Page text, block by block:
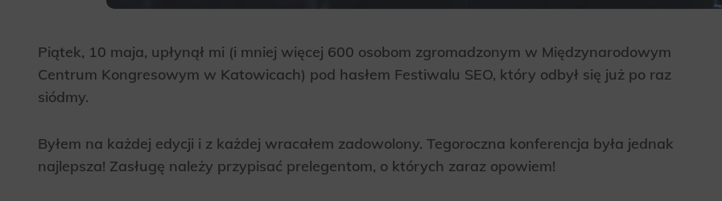
Piątek, 10 maja, upłynął mi (i mniej więcej 600 osobom zgromadzonym w Międzynarodowym
Centrum Kongresowym w Katowicach) pod hasłem Festiwalu SEO, który odbył się już po raz
siódmy.
Byłem na każdej edycji i z każdej wracałem zadowolony. Tegoroczna konferencja była jednak
najlepsza! Zasługę należy przypisać prelegentom, o których zaraz opowiem!